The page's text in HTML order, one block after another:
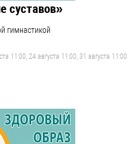
суставов»
гимнастикой
11:00, 24 августа 11:00, 31 августа 11:00